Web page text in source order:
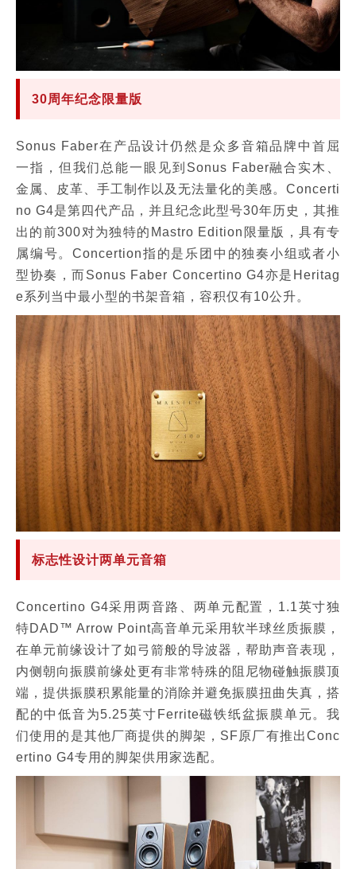
30周年纪念限量版
Sonus Faber在产品设计仍然是众多音箱品牌中首屈
一指，但我们总能一眼见到Sonus Faber融合实木、
金属、皮革、手工制作以及无法量化的美感。Concerti
no G4是第四代产品，并且纪念此型号30年历史，其推
出的前300对为独特的Mastro Edition限量版，具有专
属编号。Concertion指的是乐团中的独奏小组或者小
型协奏，而Sonus Faber Concertino G4亦是Heritag
e系列当中最小型的书架音箱，容积仅有10公升。
标志性设计两单元音箱
Concertino G4采用两音路、两单元配置，1.1英寸独
特DAD™ Arrow Point高音单元采用软半球丝质振膜，
在单元前缘设计了如弓箭般的导波器，帮助声音表现，
内侧朝向振膜前缘处更有非常特殊的阻尼物碰触振膜顶
端，提供振膜积累能量的消除并避免振膜扭曲失真，搭
配的中低音为5.25英寸Ferrite磁铁纸盆振膜单元。我
们使用的是其他厂商提供的脚架，SF原厂有推出Conc
ertino G4专用的脚架供用家选配。